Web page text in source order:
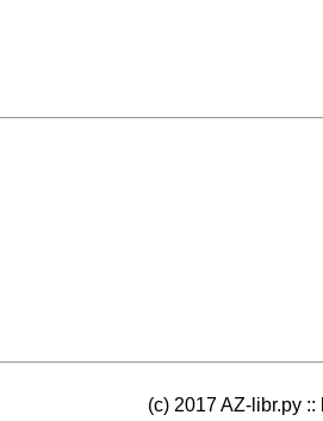
(c) 2017 AZ-libr.ру ::